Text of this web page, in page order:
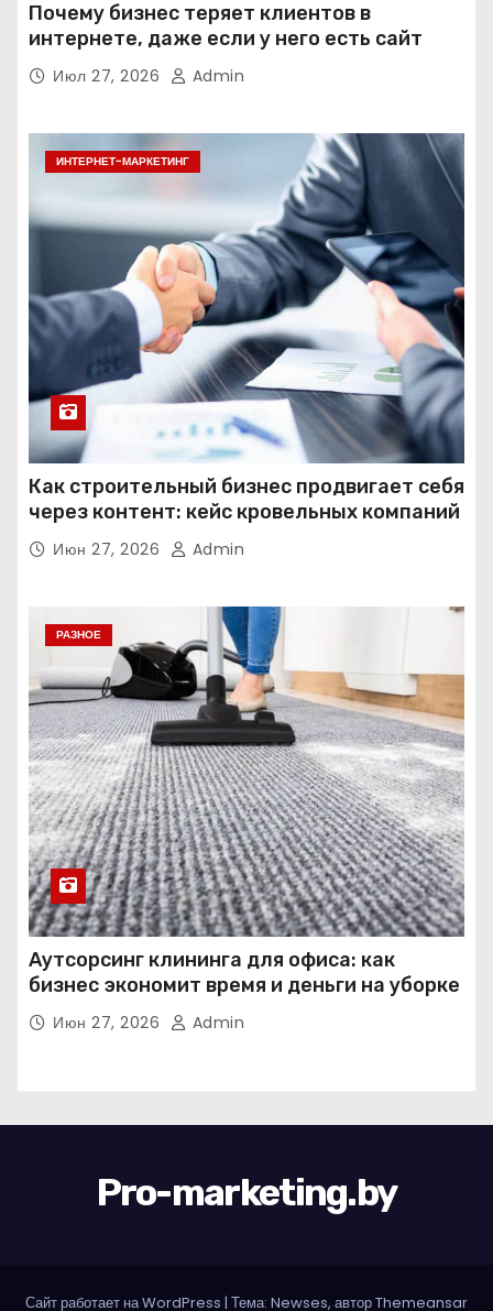
Почему бизнес теряет клиентов в
интернете, даже если у него есть сайт
Июл 27, 2026 Admin
ИНТЕРНЕТ-МАРКЕТИНГ
Как строительный бизнес продвигает себя
через контент: кейс кровельных компаний
Июн 27, 2026 Admin
РАЗНОЕ
Аутсорсинг клининга для офиса: как
бизнес экономит время и деньги на уборке
Июн 27, 2026 Admin
Pro-marketing.by
Сайт работает на WordPress | Тема: Newses, авторThemeansar